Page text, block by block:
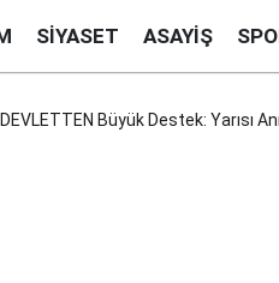
SIYASET ASAYIŞ
Büyük Destek: Yarısı